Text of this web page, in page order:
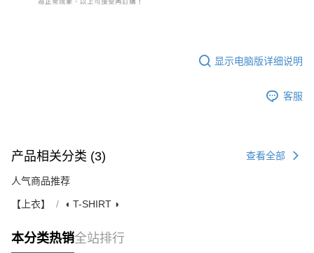
显示电脑版详细说明
客服
产品相关分类 (3) 查看全部
人气商品推荐
【上衣】 ◖ T-SHIRT ◗
本分类热销全站排行